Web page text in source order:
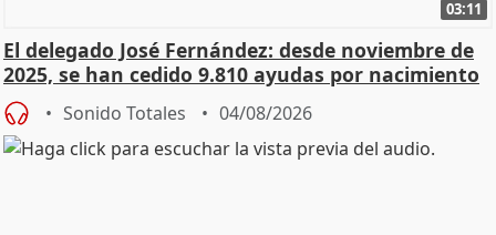
03:11
El delegado José Fernández: desde noviembre de
2025, se han cedido 9.810 ayudas por nacimiento
Sonido Totales 04/08/2026